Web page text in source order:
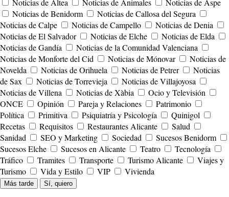
Noticias de Benidorm
Noticias de Callosa del Segura
Noticias de Calpe
Noticias de Campello
Noticias de Denia
Noticias de El Salvador
Noticias de Elche
Noticias de Elda
Noticias de Gandía
Noticias de la Comunidad Valenciana
Noticias de Monforte del Cid
Noticias de Mónovar
Noticias de
Novelda
Noticias de Orihuela Noticias de Petrer
Noticias
de Sax
Noticias de Torrevieja
Noticias de Villajoyosa
Noticias de Villena
Noticias de Xàbia
Ocio y Televisión
ONCE
Opinión Pareja y Relaciones
Patrimonio
Política
Primitiva Psiquiatría y Psicología
Quinigol
Recetas
Requisitos Restaurantes Alicante
Salud
Sanidad
SEO y Marketing Sociedad
Sucesos Benidorm
Sucesos Elche
Sucesos en Alicante Teatro
Tecnología
Tráfico
Tramites Transporte Turismo Alicante
Viajes y
Turismo
Vida y Estilo VIP Vivienda
Más tarde Sí, quiero